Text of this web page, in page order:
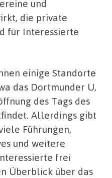
und
die private
für Interessierte
einige Standorte
das Dortmunder U,
des Tags des
Allerdings gibt
Führungen,
und weitere
frei
Überblick über das